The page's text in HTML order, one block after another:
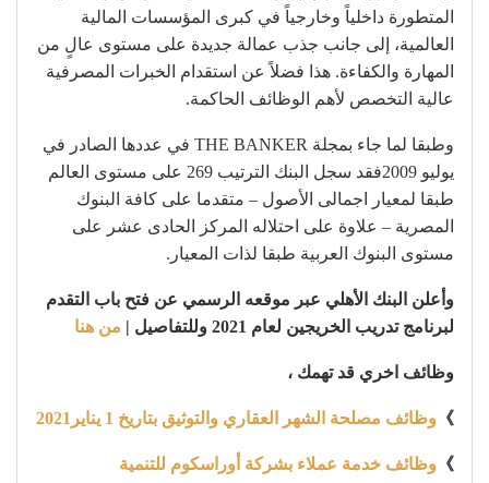
المتطورة داخلياً وخارجياً في كبرى المؤسسات المالية
العالمية، إلى جانب جذب عمالة جديدة على مستوى عالٍ من
المهارة والكفاءة. هذا فضلاً عن استقدام الخبرات المصرفية
عالية التخصص لأهم الوظائف الحاكمة.
وطبقا لما جاء بمجلة THE BANKER في عددها الصادر في
يوليو 2009فقد سجل البنك الترتيب 269 على مستوى العالم
طبقا لمعيار اجمالى الأصول – متقدما على كافة البنوك
المصرية – علاوة على احتلاله المركز الحادى عشر على
مستوى البنوك العربية طبقا لذات المعيار.
وأعلن البنك الأهلي عبر موقعه الرسمي عن فتح باب التقدم
لبرنامج تدريب الخريجين لعام 2021 وللتفاصيل |
من هنا
وظائف اخري قد تهمك ،
》 وظائف مصلحة الشهر العقاري والتوثيق بتاريخ 1 يناير2021
》 وظائف خدمة عملاء بشركة أوراسكوم للتنمية